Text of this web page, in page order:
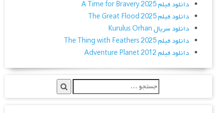
دانلود فیلم A Time for Bravery 2025
دانلود فیلم The Great Flood 2025
دانلود سریال Kurulus Orhan
دانلود فیلم The Thing with Feathers 2025
دانلود فیلم Adventure Planet 2012